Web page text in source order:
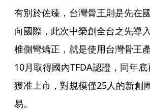
有別於佐臻，台灣骨王則是先在
向國際，此次中榮創全台之先導
椎側彎矯正，就是使用台灣骨王
10月取得國內TFDA認證，同年
獲准上市，對規模僅25人的新創
易。